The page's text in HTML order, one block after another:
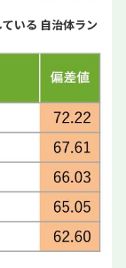
いる 自治体ラン